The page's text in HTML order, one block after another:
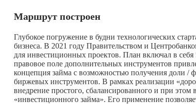
Маршрут построен
Глубокое погружение в будни технологических
бизнеса. В 2021 году Правительством и
для инвестиционных проектов. План включал в
правовое поле дополнительных инструментов
концепция займа с возможностью получения доли
биржевых инструментов. В рамках реализации
внедрение простого, сбалансированного и при
«инвестиционного займа». Его применение